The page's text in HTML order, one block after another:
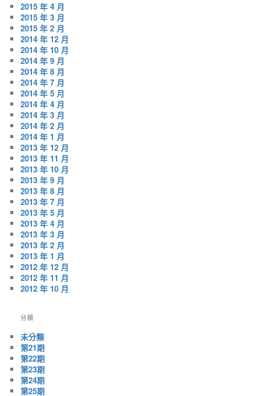
2015 年 4 月
2015 年 3 月
2015 年 2 月
2014 年 12 月
2014 年 10 月
2014 年 9 月
2014 年 8 月
2014 年 7 月
2014 年 5 月
2014 年 4 月
2014 年 3 月
2014 年 2 月
2014 年 1 月
2013 年 12 月
2013 年 11 月
2013 年 10 月
2013 年 9 月
2013 年 8 月
2013 年 7 月
2013 年 5 月
2013 年 4 月
2013 年 3 月
2013 年 2 月
2013 年 1 月
2012 年 12 月
2012 年 11 月
2012 年 10 月
分類
未分類
第21期
第22期
第23期
第24期
第25期